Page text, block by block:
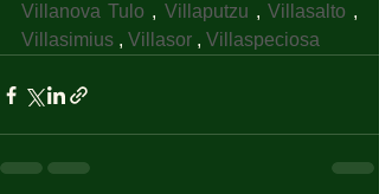
Villanova Tulo , Villaputzu , Villasalto
Villasimius , Villasor , Villaspeciosa